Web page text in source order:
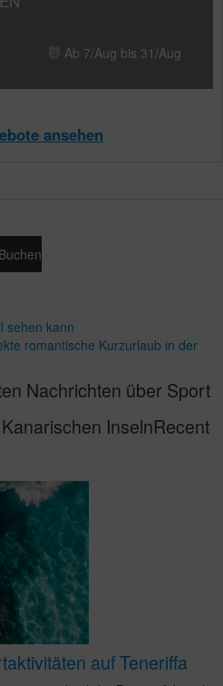
Ab 7/Aug bis 31/Aug
ansehen
Buchen
sehen kann
romantische Kurzurlaub in der
Nachrichten über Sport
InselnRecent
auf Teneriffa